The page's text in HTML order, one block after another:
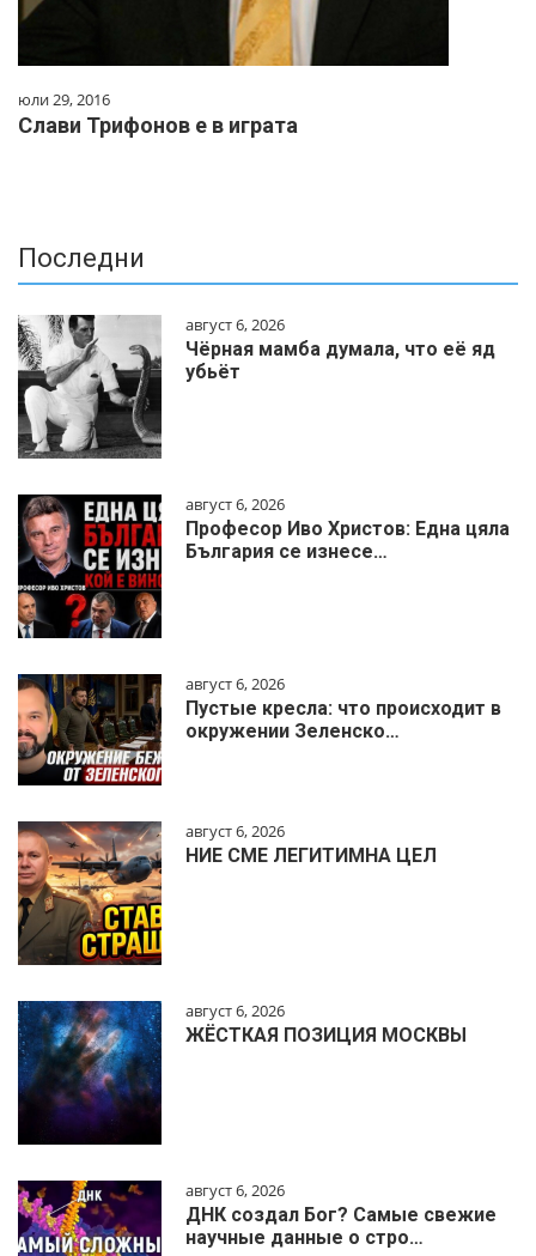
юли 29, 2016
Слави Трифонов е в играта
Последни
август 6, 2026
Чёрная мамба думала, что её яд
убьёт
август 6, 2026
Професор Иво Христов: Една цяла
България се изнесе…
август 6, 2026
Пустые кресла: что происходит в
окружении Зеленско…
август 6, 2026
НИЕ СМЕ ЛЕГИТИМНА ЦЕЛ
август 6, 2026
ЖЁСТКАЯ ПОЗИЦИЯ МОСКВЫ
август 6, 2026
ДНК создал Бог? Самые свежие
научные данные о стро…